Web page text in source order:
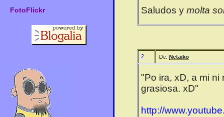
Saludos y molta
2 De: Netaiko
"Po ira, xD, a mi ni
grasiosa. xD"
http://
FotoFlickr